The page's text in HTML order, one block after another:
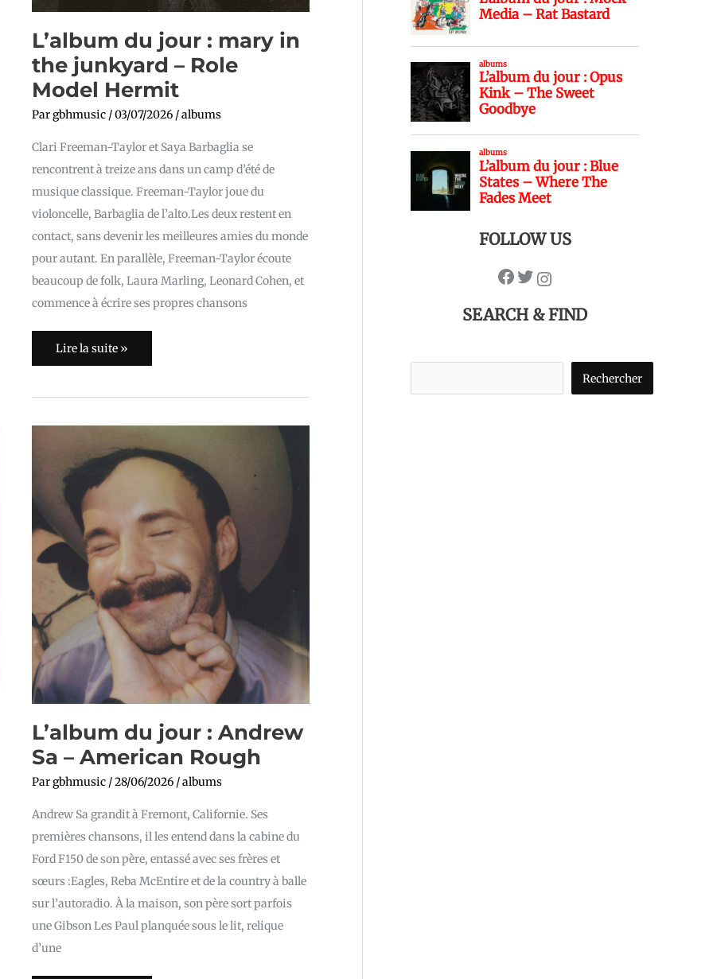
L’album du jour : mary in
the junkyard – Role
Model Hermit
Pargbhmusic /03/07/2026 /albums
Clari Freeman-Taylor et Saya Barbaglia se
rencontrent à treize ans dans un camp d’été de
musique classique. Freeman-Taylor joue du
violoncelle, Barbaglia de l’alto.Les deux restent en
contact, sans devenir les meilleures amies du monde
pour autant. En parallèle, Freeman-Taylor écoute
beaucoup de folk, Laura Marling, Leonard Cohen, et
commence à écrire ses propres chansons
Lire la suite »
L’album du jour : Andrew
Sa – American Rough
Pargbhmusic /28/06/2026 /albums
Andrew Sa grandit à Fremont, Californie. Ses
premières chansons, il les entend dans la cabine du
Ford F150 de son père, entassé avec ses frères et
sœurs :Eagles, Reba McEntire et de la country à balle
sur l’autoradio. À la maison, son père sort parfois
une Gibson Les Paul planquée sous le lit, relique
d’une
Andrew
Sa
American
Rough
FOLLOW US
SEARCH & FIND
Rechercher